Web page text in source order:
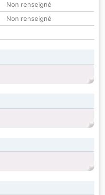
Non renseigné
Non renseigné